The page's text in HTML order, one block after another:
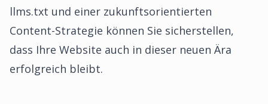
llms.txt und einer zukunftsorientierten
Content-Strategie können Sie sicherstellen,
dass Ihre Website auch in dieser neuen Ära
erfolgreich bleibt.